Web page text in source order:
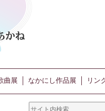
曲展 なかにし作品展 リン